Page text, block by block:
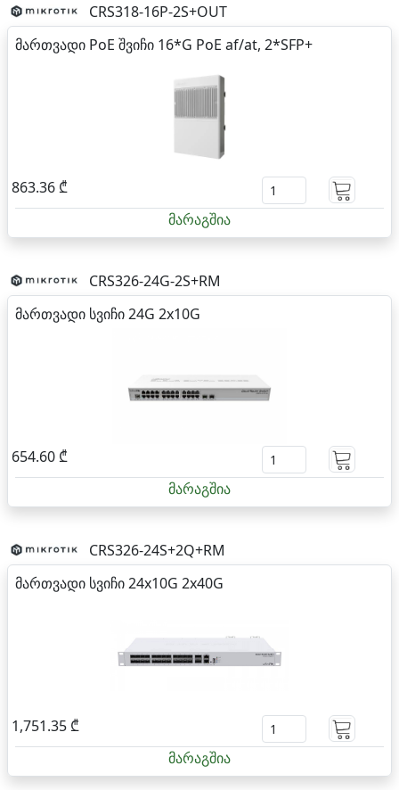
CRS318-16P-2S+OUT
მართვადი PoE შვიჩი 16*G PoE af/at, 2*SFP+
863.36 ₾
მარაგშია
CRS326-24G-2S+RM
მართვადი სვიჩი 24G 2x10G
654.60 ₾
მარაგშია
CRS326-24S+2Q+RM
მართვადი სვიჩი 24x10G 2x40G
1,751.35 ₾
მარაგშია